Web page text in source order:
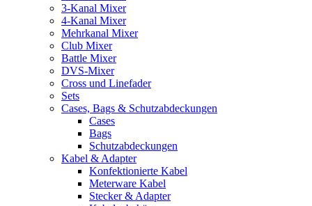
3-Kanal Mixer
4-Kanal Mixer
Mehrkanal Mixer
Club Mixer
Battle Mixer
DVS-Mixer
Cross und Linefader
Sets
Cases, Bags & Schutzabdeckungen
Cases
Bags
Schutzabdeckungen
Kabel & Adapter
Konfektionierte Kabel
Meterware Kabel
Stecker & Adapter